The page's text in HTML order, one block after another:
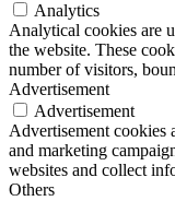
Analytics
Analytical cookies are
the website. These
number of visitors,
Advertisement
Advertisement
Advertisement cookies
and marketing
websites and collect
Others